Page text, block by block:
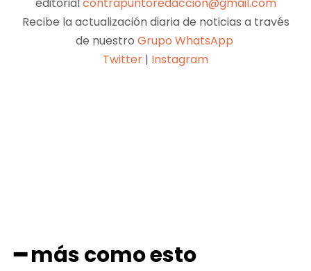
editorialcontrapuntoredaccion@gmail.com
Recibe la actualización diaria de noticias a través
de nuestro Grupo WhatsApp
Twitter | Instagram
━ más como esto